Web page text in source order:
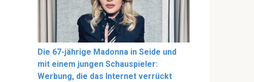
Die 67-jährige Madonna in Seide und
mit einem jungen Schauspieler:
Werbung, die das Internet verrückt